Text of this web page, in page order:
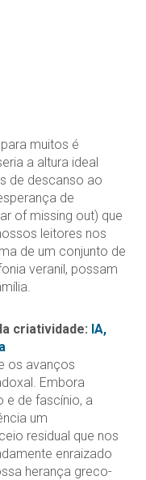
muitos é
a altura ideal
de descanso ao
de
of missing out) que
leitores nos
de um conjunto de
veranil, possam
criatividade: IA,
os avanços
Embora
e de fascínio, a
um
residual que nos
enraizado
herança greco-